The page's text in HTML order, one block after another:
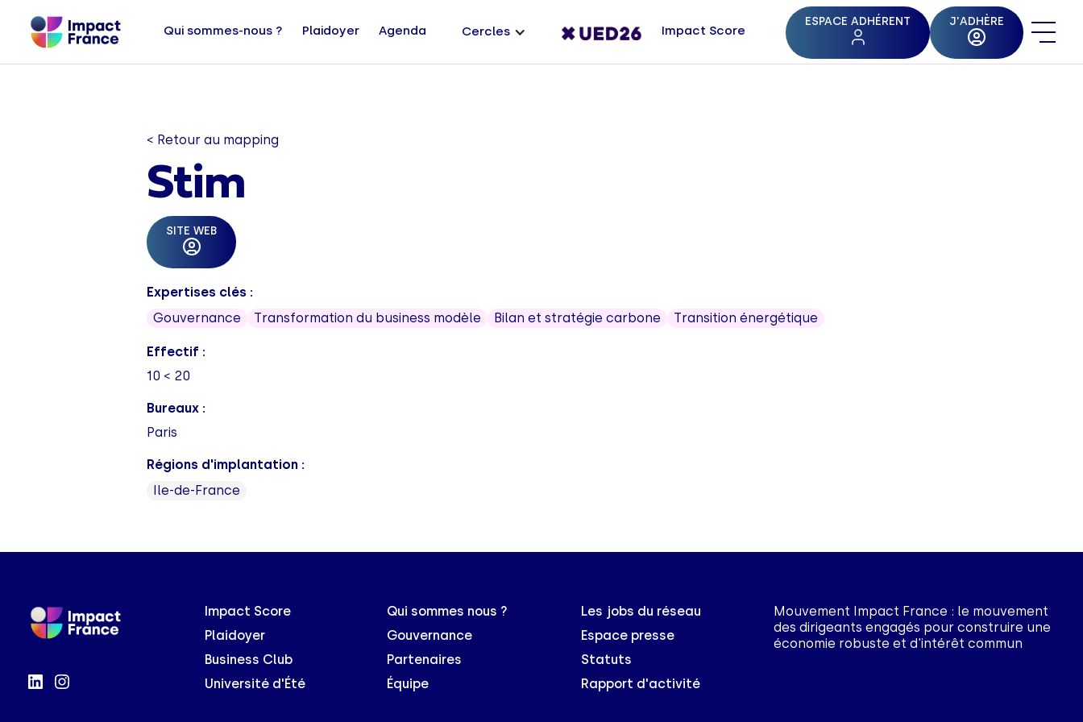
Qui sommes-nous ? Plaidoyer Agenda Cercles Impact Score
ESPACE ADHÉRENT J'ADHÈRE
< Retour au mapping
Stim
SITE WEB
Expertises clés :
Gouvernance
Transformation du business modèle Bilan et stratégie carbone Transition énergétique
Effectif :
10 < 20
Bureaux :
Paris
Régions d'implantation :
Ile-de-France
Impact Score
Plaidoyer
Business Club
Université d'Été
Qui sommes nous ?
Gouvernance
Partenaires
Équipe
Les jobs du réseau
Espace presse
Statuts
Rapport d'activité
Mouvement Impact France : le mouvement
des dirigeants engagés pour construire une
économie robuste et d'intérêt commun